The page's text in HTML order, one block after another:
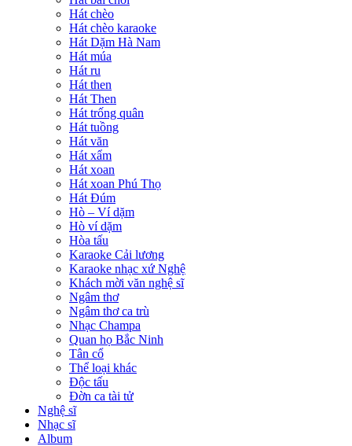
Hát chèo
Hát chèo karaoke
Hát Dặm Hà Nam
Hát múa
Hát ru
Hát then
Hát Then
Hát trống quân
Hát tuồng
Hát văn
Hát xẩm
Hát xoan
Hát xoan Phú Thọ
Hát Đúm
Hò – Ví dặm
Hò ví dặm
Hòa tấu
Karaoke Cải lương
Karaoke nhạc xứ Nghệ
Khách mời văn nghệ sĩ
Ngâm thơ
Ngâm thơ ca trù
Nhạc Champa
Quan họ Bắc Ninh
Tân cổ
Thể loại khác
Độc tấu
Đờn ca tài tử
Nghệ sĩ
Nhạc sĩ
Album